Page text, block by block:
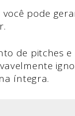
pode
de pitches
íntegra.